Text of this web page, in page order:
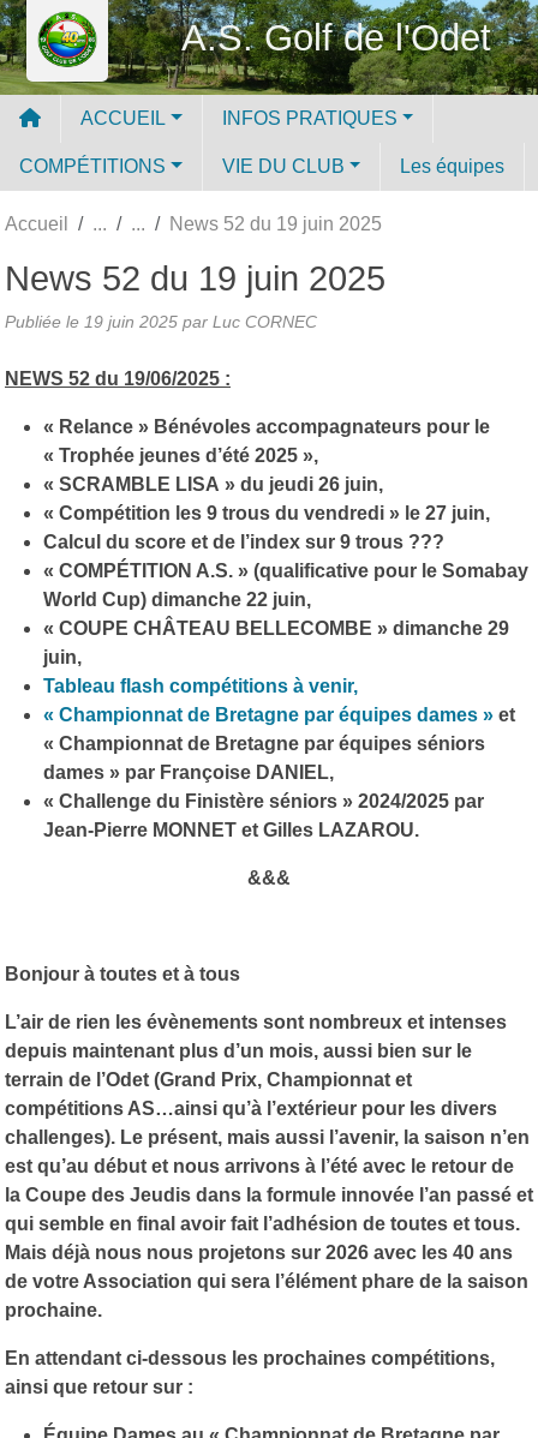
A.S. Golf de l'Odet
ACCUEIL INFOS PRATIQUES
COMPÉTITIONS VIE DU CLUB Les équipes
Accueil News 52 du 19 juin 2025
News 52 du 19 juin 2025
Publiée le 19 juin 2025 par Luc CORNEC
NEWS 52 du 19/06/2025 :
« Relance » Bénévoles accompagnateurs pour le
« Trophée jeunes d’été 2025 »,
« SCRAMBLE LISA » du jeudi 26 juin,
« Compétition les 9 trous du vendredi » le 27 juin,
Calcul du score et de l’index sur 9 trous ???
« COMPÉTITION A.S. » (qualificative pour le Somabay
World Cup) dimanche 22 juin,
« COUPE CHÂTEAU BELLECOMBE » dimanche 29
juin,
Tableau flash compétitions à venir,
« Championnat de Bretagne par équipes dames » et
« Championnat de Bretagne par équipes séniors
dames » par Françoise DANIEL,
« Challenge du Finistère séniors » 2024/2025 par
Jean-Pierre MONNET et Gilles LAZAROU.
&&&
Bonjour à toutes et à tous
L’air de rien les évènements sont nombreux et intenses
depuis maintenant plus d’un mois, aussi bien sur le
terrain de l’Odet (Grand Prix, Championnat et
compétitions AS…ainsi qu’à l’extérieur pour les divers
challenges). Le présent, mais aussi l’avenir, la saison n’en
est qu’au début et nous arrivons à l’été avec le retour de
la Coupe des Jeudis dans la formule innovée l’an passé et
qui semble en final avoir fait l’adhésion de toutes et tous.
Mais déjà nous nous projetons sur 2026 avec les 40 ans
de votre Association qui sera l’élément phare de la saison
prochaine.
En attendant ci-dessous les prochaines compétitions,
ainsi que retour sur :
Panneau de gestion des cookies